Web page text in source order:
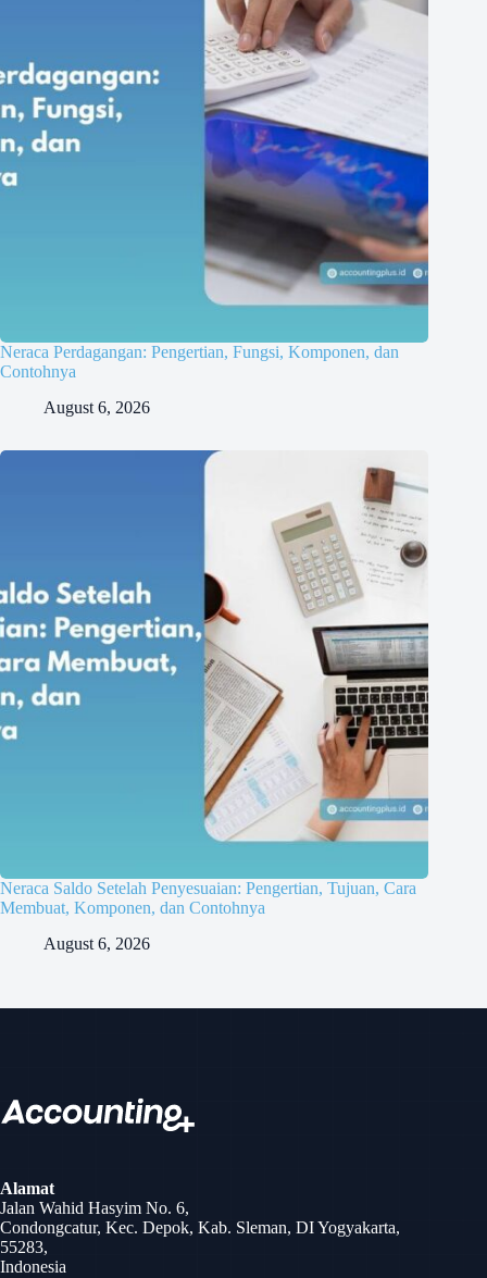
Neraca Perdagangan: Pengertian, Fungsi, Komponen, dan
Contohnya
August 6, 2026
Neraca Saldo Setelah Penyesuaian: Pengertian, Tujuan, Cara
Membuat, Komponen, dan Contohnya
August 6, 2026
Alamat
Jalan Wahid Hasyim No. 6,
Condongcatur, Kec. Depok, Kab. Sleman, DI Yogyakarta,
55283,
Indonesia